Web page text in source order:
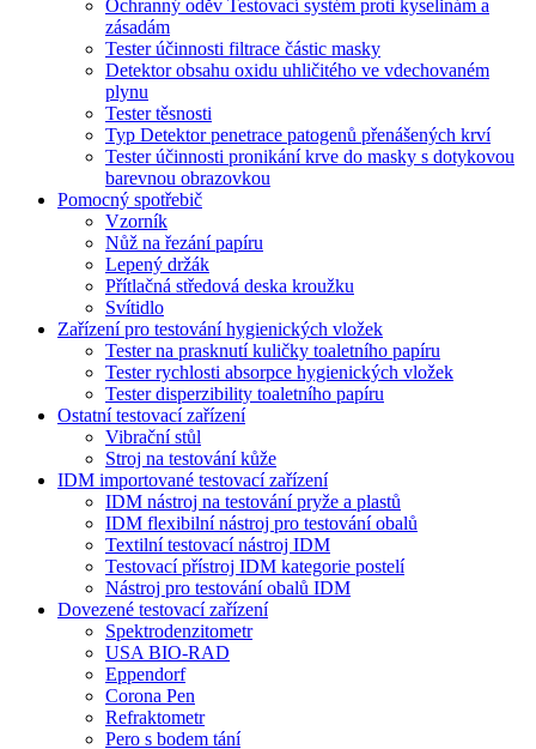
Ochranný oděv Testovací systém proti kyselinám a
zásadám
Tester účinnosti filtrace částic masky
Detektor obsahu oxidu uhličitého ve vdechovaném
plynu
Tester těsnosti
Typ Detektor penetrace patogenů přenášených krví
Tester účinnosti pronikání krve do masky s dotykovou
barevnou obrazovkou
Pomocný spotřebič
Vzorník
Nůž na řezání papíru
Lepený držák
Přítlačná středová deska kroužku
Svítidlo
Zařízení pro testování hygienických vložek
Tester na prasknutí kuličky toaletního papíru
Tester rychlosti absorpce hygienických vložek
Tester disperzibility toaletního papíru
Ostatní testovací zařízení
Vibrační stůl
Stroj na testování kůže
IDM importované testovací zařízení
IDM nástroj na testování pryže a plastů
IDM flexibilní nástroj pro testování obalů
Textilní testovací nástroj IDM
Testovací přístroj IDM kategorie postelí
Nástroj pro testování obalů IDM
Dovezené testovací zařízení
Spektrodenzitometr
USA BIO-RAD
Eppendorf
Corona Pen
Refraktometr
Pero s bodem tání